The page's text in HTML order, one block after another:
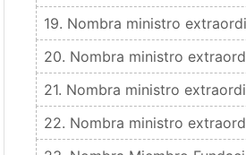
19. Nombra ministro
20. Nombra ministro
21. Nombra ministro
22. Nombra ministro